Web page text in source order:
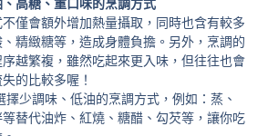
僅會額外增加熱量攝取，同時也含有較多
精緻糖等，造成身體負擔。另外，烹調的
越繁複，雖然吃起來更入味，但往往也會
的比較多喔！
擇少調味、低油的烹調方式，例如：蒸、
替代油炸、紅燒、糖醋、勾芡等，讓你吃